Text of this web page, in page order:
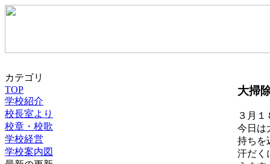
カテゴリ
TOP
学校紹介
校長室より
校章・校歌
学校経営
学校案内図
大掃
３月
今日は
持ちを
汗だく